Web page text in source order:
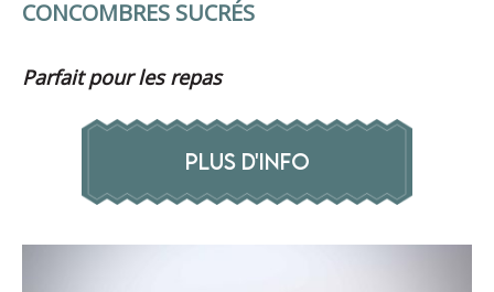
CONCOMBRES SUCRÉS
Parfait pour les repas
PLUS D'INFO